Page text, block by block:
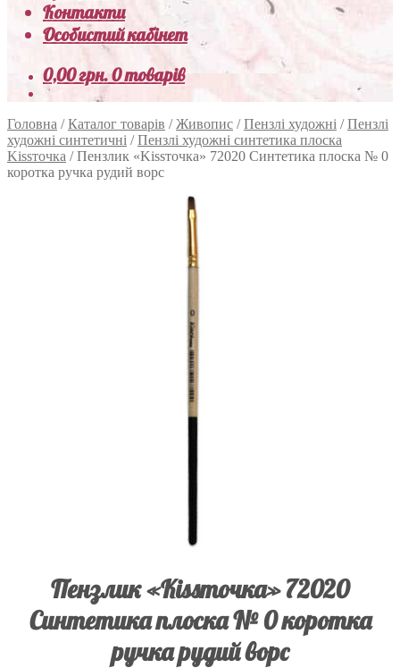
Контакти
Особистий кабінет
0,00грн.0 товарів
Головна /Каталог товарів /Живопис /Пензлі художні /Пензлі
художні синтетичні /Пензлі художні синтетика плоска
Kissточка /Пензлик «Kissточка» 72020 Синтетика плоска № 0
коротка ручка рудий ворс
Пензлик «Kissточка» 72020
Синтетика плоска № 0 коротка
ручка рудий ворс